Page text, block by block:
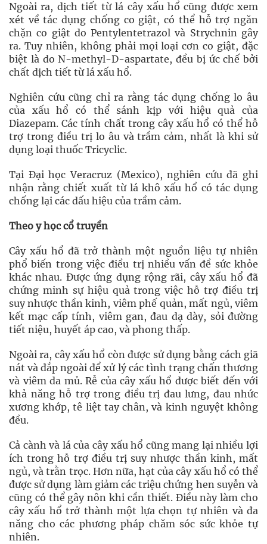
Ngoài ra, dịch tiết từ lá cây xấu hổ cũng được xem
xét về tác dụng chống co giật, có thể hỗ trợ ngăn
chặn co giật do Pentylentetrazol và Strychnin gây
ra. Tuy nhiên, không phải mọi loại cơn co giật, đặc
biệt là do N-methyl-D-aspartate, đều bị ức chế bởi
chất dịch tiết từ lá xấu hổ.
Nghiên cứu cũng chỉ ra rằng tác dụng chống lo âu
của xấu hổ có thể sánh kịp với hiệu quả của
Diazepam. Các tính chất trong cây xấu hổ có thể hỗ
trợ trong điều trị lo âu và trầm cảm, nhất là khi sử
dụng loại thuốc Tricyclic.
Tại Đại học Veracruz (Mexico), nghiên cứu đã ghi
nhận rằng chiết xuất từ lá khô xấu hổ có tác dụng
chống lại các dấu hiệu của trầm cảm.
Theo y học cổ truyền
Cây xấu hổ đã trở thành một nguồn liệu tự nhiên
phổ biến trong việc điều trị nhiều vấn đề sức khỏe
khác nhau. Được ứng dụng rộng rãi, cây xấu hổ đã
chứng minh sự hiệu quả trong việc hỗ trợ điều trị
suy nhược thần kinh, viêm phế quản, mất ngủ, viêm
kết mạc cấp tính, viêm gan, đau dạ dày, sỏi đường
tiết niệu, huyết áp cao, và phong thấp.
Ngoài ra, cây xấu hổ còn được sử dụng bằng cách giã
nát và đắp ngoài để xử lý các tình trạng chấn thương
và viêm da mủ. Rễ của cây xấu hổ được biết đến với
khả năng hỗ trợ trong điều trị đau lưng, đau nhức
xương khớp, tê liệt tay chân, và kinh nguyệt không
đều.
Cả cành và lá của cây xấu hổ cũng mang lại nhiều lợi
ích trong hỗ trợ điều trị suy nhược thần kinh, mất
ngủ, và trằn trọc. Hơn nữa, hạt của cây xấu hổ có thể
được sử dụng làm giảm các triệu chứng hen suyễn và
cũng có thể gây nôn khi cần thiết. Điều này làm cho
cây xấu hổ trở thành một lựa chọn tự nhiên và đa
năng cho các phương pháp chăm sóc sức khỏe tự
nhiên.